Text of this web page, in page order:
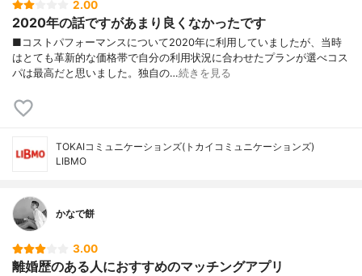
2.00
2020年の話ですがあまり良くなかったです
■コストパフォーマンスについて2020年に利用していましたが、当時
はとても革新的な価格帯で自分の利用状況に合わせたプランが選べコス
パは最高だと思いました。独自の…続きを見る
TOKAIコミュニケーションズ(トカイコミュニケーションズ)
LIBMO
かなで餅
3.00
離婚歴のある人におすすめのマッチングアプリ